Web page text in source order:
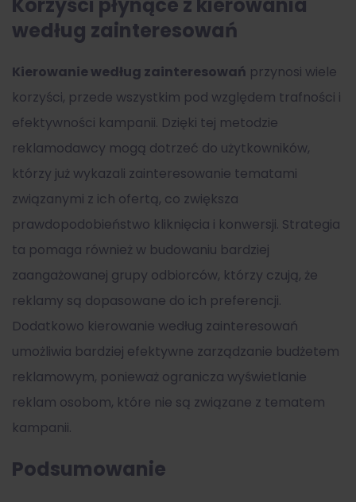
Korzyści płynące z kierowania
według zainteresowań
Kierowanie według zainteresowań przynosi wiele
korzyści, przede wszystkim pod względem trafności i
efektywności kampanii. Dzięki tej metodzie
reklamodawcy mogą dotrzeć do użytkowników,
którzy już wykazali zainteresowanie tematami
związanymi z ich ofertą, co zwiększa
prawdopodobieństwo kliknięcia i konwersji. Strategia
ta pomaga również w budowaniu bardziej
zaangażowanej grupy odbiorców, którzy czują, że
reklamy są dopasowane do ich preferencji.
Dodatkowo kierowanie według zainteresowań
umożliwia bardziej efektywne zarządzanie budżetem
reklamowym, ponieważ ogranicza wyświetlanie
reklam osobom, które nie są związane z tematem
kampanii.
Podsumowanie